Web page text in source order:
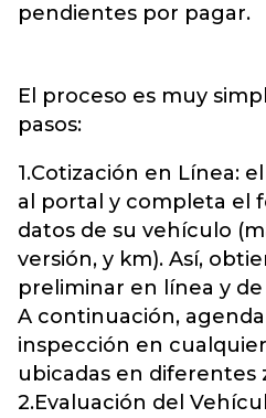
pendientes por pagar.
El proceso es muy
pasos:
1.Cotización en Línea:
al portal y completa el
datos de su vehículo
versión, y km). Así,
preliminar en línea y
A continuación,
inspección en
ubicadas en diferentes
2.Evaluación del